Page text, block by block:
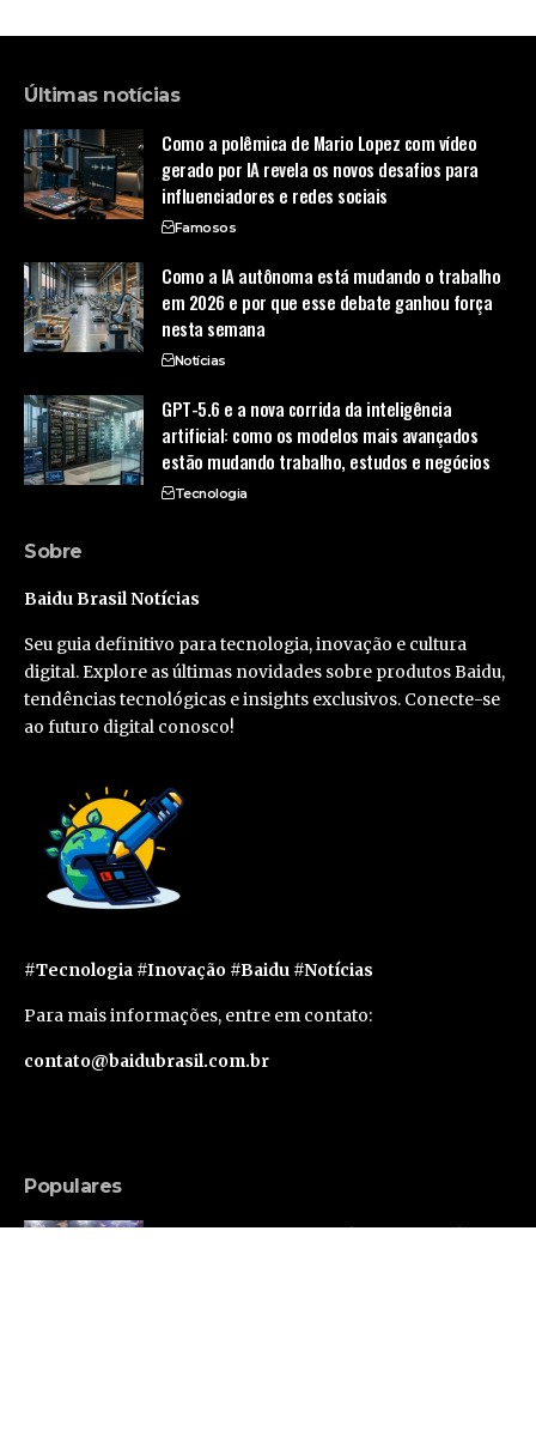
Últimas notícias
Como a polêmica de Mario Lopez com vídeo
gerado por IA revela os novos desafios para
influenciadores e redes sociais
Famosos
Como a IA autônoma está mudando o trabalho
em 2026 e por que esse debate ganhou força
nesta semana
Notícias
GPT-5.6 e a nova corrida da inteligência
artificial: como os modelos mais avançados
estão mudando trabalho, estudos e negócios
Tecnologia
Sobre
Baidu Brasil Notícias
Seu guia definitivo para tecnologia, inovação e cultura
digital. Explore as últimas novidades sobre produtos Baidu,
tendências tecnológicas e insights exclusivos. Conecte-se
ao futuro digital conosco!
#Tecnologia #Inovação #Baidu #Notícias
Para mais informações, entre em contato:
contato@baidubrasil.com.br
Populares
Russell Brand Consegue Liberdade Sob Fiança